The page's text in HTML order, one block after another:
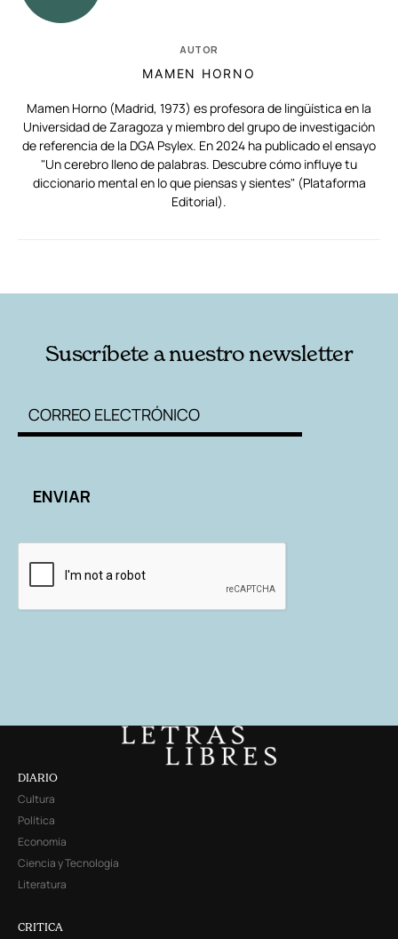
AUTOR
MAMEN HORNO
Mamen Horno (Madrid, 1973) es profesora de lingüística en la
Universidad de Zaragoza y miembro del grupo de investigación
de referencia de la DGA Psylex. En 2024 ha publicado el ensayo
"Un cerebro lleno de palabras. Descubre cómo influye tu
diccionario mental en lo que piensas y sientes" (Plataforma
Editorial).
Suscríbete a nuestro newsletter
DIARIO
Cultura
Política
Economía
Ciencia y Tecnología
Literatura
CRITICA